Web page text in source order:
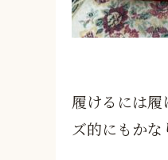
履けるには
ズ的にもかな